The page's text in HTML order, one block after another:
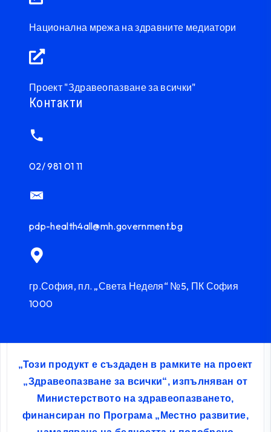
Национална мрежа на здравните медиатори
Проект "Здравеопазване за всички"
Контакти
02/ 981 01 11
pdp-health4all@mh.government.bg
гр.София, пл. „Света Неделя“ №5, ПК София
1000
„Този продукт е създаден в рамките на проект
„Здравеопазване за всички“, изпълняван от
Министерството на здравеопазването,
финансиран по Програма „Местно развитие,